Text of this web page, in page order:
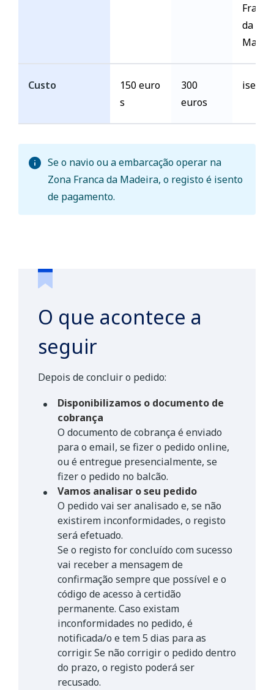
Custo
150 euro
s
300
euros
Franca
da
isento
Se o navio ou a embarcação operar na
Zona Franca da Madeira, o registo é isento
de pagamento.
O que acontece a
seguir
Depois de concluir o pedido:
Disponibilizamos o documento de
cobrança
O documento de cobrança é enviado
para o email, se fizer o pedido online,
ou é entregue presencialmente, se
fizer o pedido no balcão.
Vamos analisar o seu pedido
O pedido vai ser analisado e, se não
existirem inconformidades, o registo
será efetuado.
Se o registo for concluído com sucesso
vai receber a mensagem de
confirmação sempre que possível e o
código de acesso à certidão
permanente. Caso existam
inconformidades no pedido, é
notificada/o e tem 5 dias para as
corrigir. Se não corrigir o pedido dentro
do prazo, o registo poderá ser
recusado.